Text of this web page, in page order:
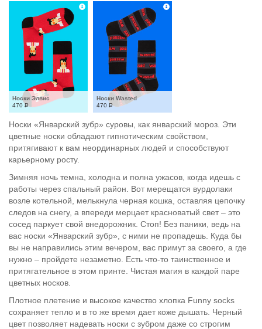
Носки Элвис
470 Р
Носки Wasted
470 Р
Носки «Январский зубр» суровы, как январский мороз. Эти
цветные носки обладают гипнотическим свойством,
притягивают к вам неординарных людей и способствуют
карьерному росту.
Зимняя ночь темна, холодна и полна ужасов, когда идешь с
работы через спальный район. Вот мерещатся вурдолаки
возле котельной, мелькнула черная кошка, оставляя цепочку
следов на снегу, а впереди мерцает красноватый свет – это
сосед паркует свой внедорожник. Стоп! Без паники, ведь на
вас носки «Январский зубр», с ними не пропадешь. Куда бы
вы не направились этим вечером, вас примут за своего, а где
нужно – пройдете незаметно. Есть что-то таинственное и
притягательное в этом принте. Чистая магия в каждой паре
цветных носков.
Плотное плетение и высокое качество хлопка Funny socks
сохраняет тепло и в то же время дает коже дышать. Черный
цвет позволяет надевать носки с зубром даже со строгим